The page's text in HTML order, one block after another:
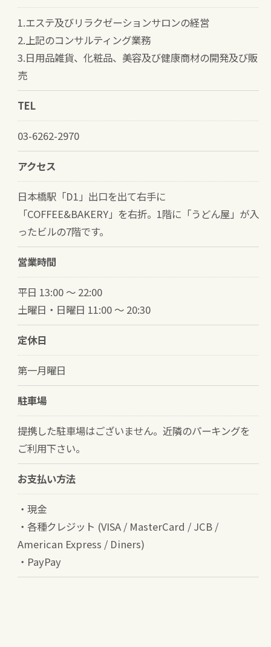
1.エステ及びリラクゼーションサロンの経営
2.上記のコンサルティング業務
3.日用品雑貨、化粧品、美容及び健康商材の開発及び販
売
TEL
03-6262-2970
アクセス
日本橋駅「D1」出口を出て右手に
「COFFEE&BAKERY」を右折。1階に「うどん屋」が入
ったビルの7階です。
営業時間
平日 13:00 ～ 22:00
土曜日・日曜日 11:00 ～ 20:30
定休日
第一月曜日
駐車場
提携した駐車場はございません。近隣のパーキングを
ご利用下さい。
お支払い方法
・現金
・各種クレジット (VISA / MasterCard / JCB /
American Express / Diners)
・PayPay